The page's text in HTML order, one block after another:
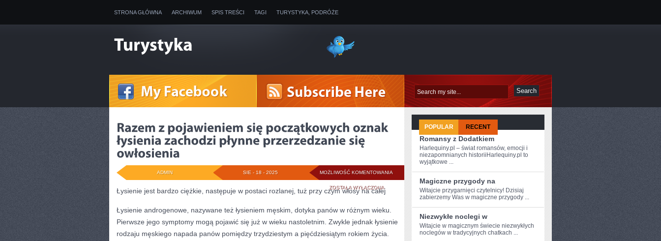
STRONA GŁÓWNA ARCHIWUM SPIS TREŚCI TAGI TURYSTYKA, PODRÓŻE
MOŻLIWOŚĆ KOMENTOWANIA RAZEM
POJAWIENIEM
POCZĄTKOWYCH
ZOSTAŁA WYŁĄCZONA
SIE - 18 - 2025
ADMIN
Łysienie jest bardzo ciężkie, następuje w postaci rozlanej, tuż przy czym włosy na całej
Łysienie androgenowe, nazywane też łysieniem męskim, dotyka panów w różnym wieku.
Pierwsze jego symptomy mogą pojawić się już w wieku nastoletnim. Zwykle jednak łysienie
rodzaju męskiego napada panów pomiędzy trzydziestym a pięćdziesiątym rokiem życia.
POPULAR RECENT
Romansy z Dodatkiem
Harlequiny.pl – świat romansów, emocji i
niezapomnianych historiiHarlequiny.pl to
wyjątkowe ...
Magiczne przygody na
Witajcie przygarnięci czytelnicy! Dzisiaj
zabierzemy Was w magiczne przygody ...
Niezwykłe noclegi w
Witajcie w​ magicznym świecie‍ niezwykłych
noclegów w tradycyjnych ⁣chatkach ...